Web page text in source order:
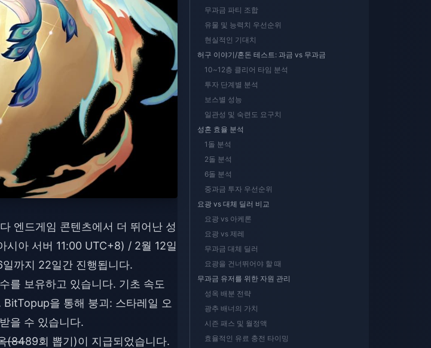
엔드게임 콘텐츠에서 더 뛰어난 성
아 서버 11:00 UTC+8) / 2월 12일
까지 22일간 진행됩니다.
를 보유하고 있습니다. 기초 속도
BitTopup을 통해 붕괴: 스타레일 오
을 수 있습니다.
(8489회 뽑기)이 지급되었습니다.
무과금 파티 조합
유물 및 능력치 우선순위
현실적인 기대치
허구 이야기/혼돈 테스트: 과금 vs 무과금
10~12층 클리어 타임 분석
투자 단계별 분석
보스별 성능
일관성 및 숙련도 요구치
성혼 효율 분석
1돌 분석
2돌 분석
6돌 분석
중과금 투자 우선순위
요광 vs 대체 딜러 비교
요광 vs 아케론
요광 vs 제레
무과금 대체 딜러
요광을 건너뛰어야 할 때
무과금 유저를 위한 자원 관리
성옥 배분 전략
광추 배너의 가치
시즌 패스 및 월정액
효율적인 유료 충전 타이밍